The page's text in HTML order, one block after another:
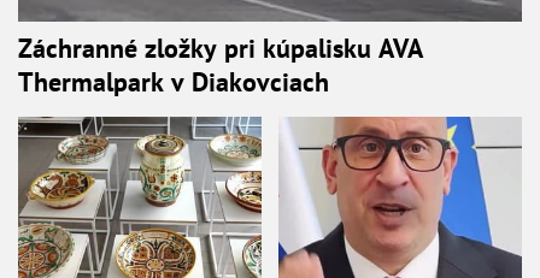
Záchranné zložky pri kúpalisku AVA
Thermalpark v Diakovciach